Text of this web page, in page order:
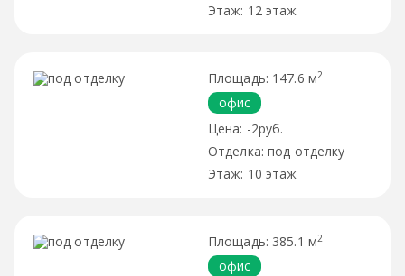
12 этаж
147.6 м2
офис
-2руб.
под отделку
10 этаж
385.1 м2
офис